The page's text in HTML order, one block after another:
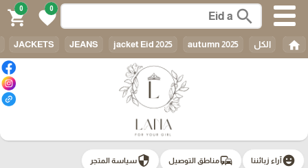
search
0
favorite
0
shopping_cart
home الكل JACKETS JEANS jacket Eid 2025 autumn 2025
emoji_emotionsآراء زبائننا commuteمناطق التوصيل securityسياسة المتجر